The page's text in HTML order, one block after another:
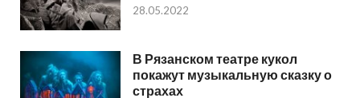
28.05.2022
В Рязанском театре кукол
покажут музыкальную сказку о
страхах